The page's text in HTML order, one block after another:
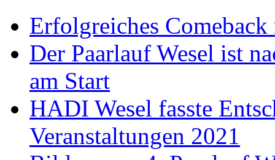
Erfolgreiches
Der Paarlauf Wesel ist
am Start
HADI Wesel fasste
Veranstaltungen 2021